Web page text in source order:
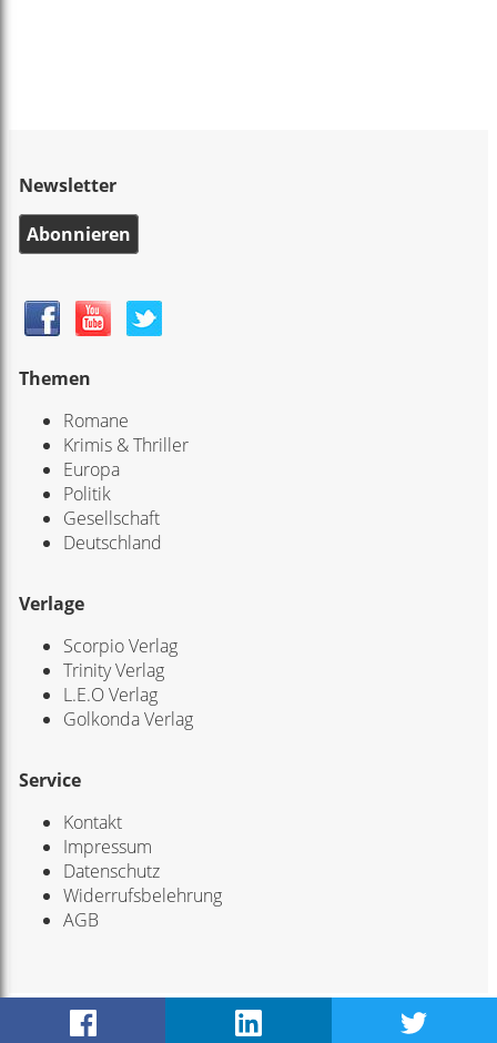
Newsletter
Abonnieren
Themen
Romane
Krimis & Thriller
Europa
Politik
Gesellschaft
Deutschland
Verlage
Scorpio Verlag
Trinity Verlag
L.E.O Verlag
Golkonda Verlag
Service
Kontakt
Impressum
Datenschutz
Widerrufsbelehrung
AGB